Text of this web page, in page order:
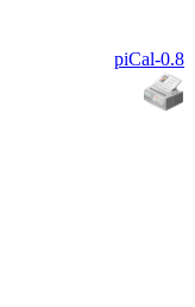
piCal-0.8